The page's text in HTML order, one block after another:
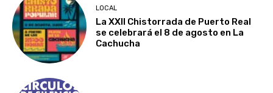
LOCAL
La XXII Chistorrada de Puerto Real
se celebrará el 8 de agosto en La
Cachucha